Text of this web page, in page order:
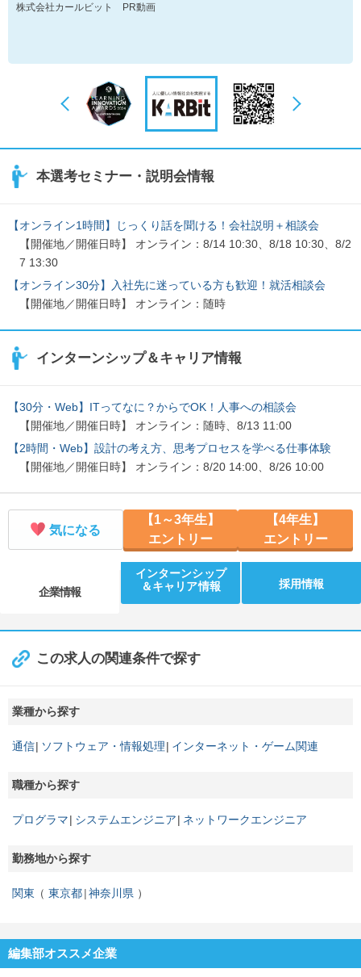
株式会社カールビット PR動画
本選考セミナー・説明会情報
【オンライン1時間】じっくり話を聞ける！会社説明＋相談会
【開催地／開催日時】 オンライン：8/14 10:30、8/18 10:30、8/2
7 13:30
【オンライン30分】入社先に迷っている方も歓迎！就活相談会
【開催地／開催日時】 オンライン：随時
インターンシップ＆キャリア情報
【30分・Web】ITってなに？からでOK！人事への相談会
【開催地／開催日時】 オンライン：随時、8/13 11:00
【2時間・Web】設計の考え方、思考プロセスを学べる仕事体験
【開催地／開催日時】 オンライン：8/20 14:00、8/26 10:00
気になる
【1～3年生】
エントリー
【4年生】
エントリー
企業情報
インターンシップ
＆キャリア情報
採用情報
この求人の関連条件で探す
業種から探す
通信 ソフトウェア・情報処理 インターネット・ゲーム関連
職種から探す
プログラマ システムエンジニア ネットワークエンジニア
勤務地から探す
関東 東京都 神奈川県
編集部オススメ企業